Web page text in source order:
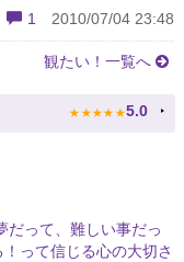
1 2010/07/04 23:48
観たい！一覧へ
★ ★ ★ ★ ★ 5.0
だって、難しい事だっ
って信じる心の大切さ